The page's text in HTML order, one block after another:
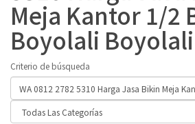
Meja Kantor 1/2
Boyolali Boyolali
Criterio de búsqueda